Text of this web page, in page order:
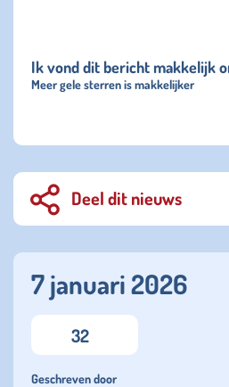
Ik vond dit bericht makkelijk
Meer gele sterren is makkelijker
Deel dit nieuws
7 januari 2026
32
Geschreven door